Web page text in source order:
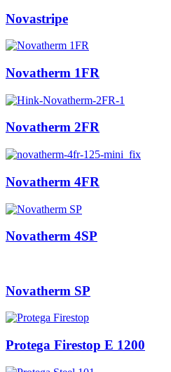
Novastripe
Novatherm 1FR
Novatherm 2FR
Novatherm 4FR
Novatherm 4SP
Novatherm SP
Protega Firestop E 1200